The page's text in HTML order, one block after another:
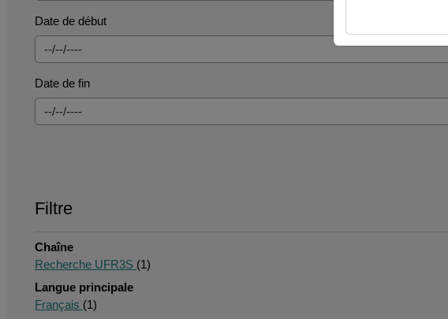
Date de début
Date de fin
Filtre
Chaîne
Recherche UFR3S (1)
Langue principale
Français (1)